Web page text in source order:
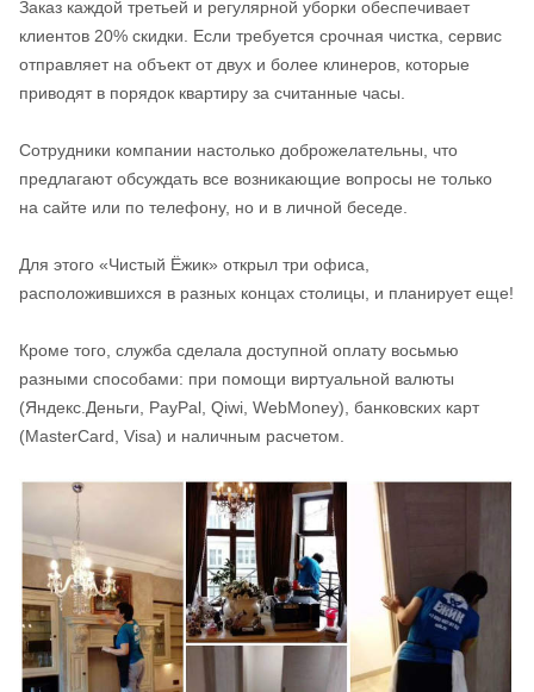
Заказ каждой третьей и регулярной уборки обеспечивает
клиентов 20% скидки. Если требуется срочная чистка, сервис
отправляет на объект от двух и более клинеров, которые
приводят в порядок квартиру за считанные часы.
Сотрудники компании настолько доброжелательны, что
предлагают обсуждать все возникающие вопросы не только
на сайте или по телефону, но и в личной беседе.
Для этого «Чистый Ёжик» открыл три офиса,
расположившихся в разных концах столицы, и планирует еще!
Кроме того, служба сделала доступной оплату восьмью
разными способами: при помощи виртуальной валюты
(Яндекс.Деньги, PayPal, Qiwi, WebMoney), банковских карт
(MasterCard, Visa) и наличным расчетом.